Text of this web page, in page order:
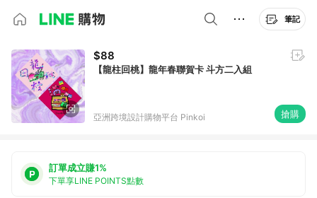
筆記
$88
【龍柱回桃】龍年春聯賀卡 斗方二入組
亞洲跨境設計購物平台 Pinkoi 搶購
訂單成立賺1%
下單享LINE POINTS點數